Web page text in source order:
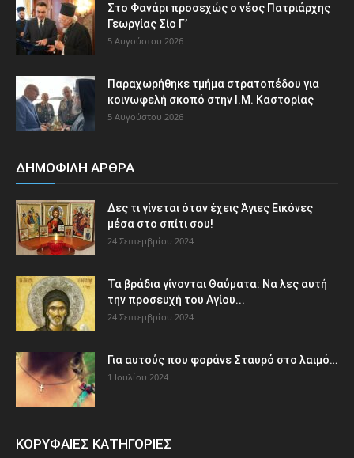
Στο Φανάρι προσεχώς ο νέος Πατριάρχης
Γεωργίας Σίο Γ’
5 Αυγούστου 2026
Παραχωρήθηκε τμήμα στρατοπέδου για
κοινωφελή σκοπό στην Ι.Μ. Καστορίας
5 Αυγούστου 2026
ΔΗΜΟΦΙΛΗ ΑΡΘΡΑ
Δες τι γίνεται όταν έχεις Άγιες Εικόνες
μέσα στο σπίτι σου!
24 Σεπτεμβρίου 2024
Τα βράδια γίνονται Θαύματα: Να λες αυτή
την προσευχή του Αγίου...
24 Σεπτεμβρίου 2024
Για αυτούς που φοράνε Σταυρό στο λαιμό…
1 Ιουλίου 2024
ΚΟΡΥΦΑΙΕΣ ΚΑΤΗΓΟΡΙΕΣ